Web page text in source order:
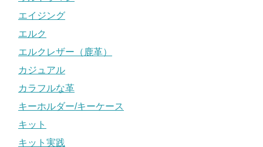
エイジング
エルク
エルクレザー（鹿革）
カジュアル
カラフルな革
キーホルダー/キーケース
キット
キット実践